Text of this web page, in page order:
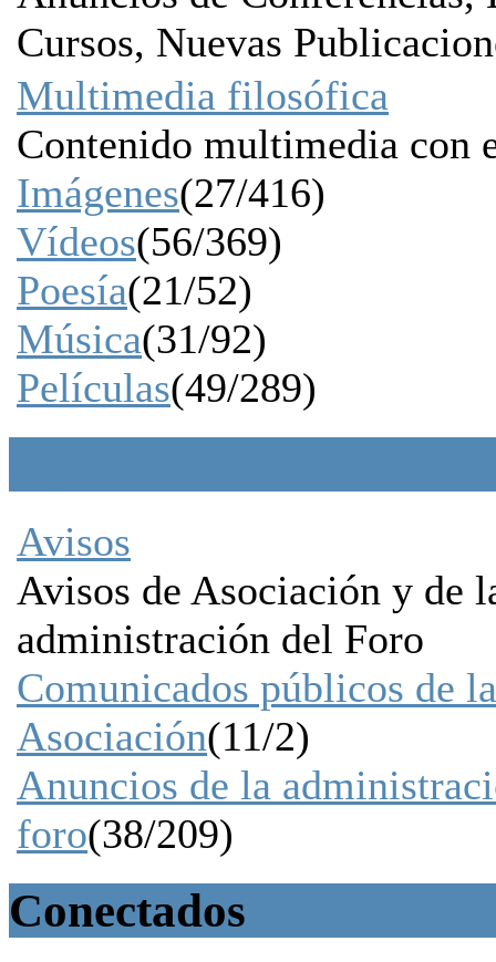
Cursos, Nuevas
Multimedia filosófica
Contenido multimedia con
Imágenes(27/416)
Vídeos(56/369)
Poesía(21/52)
Música(31/92)
Películas(49/289)
Avisos
Avisos de Asociación y de
administración del Foro
Comunicados públicos de la
Asociación(11/2)
Anuncios de la
foro(38/209)
Conectados